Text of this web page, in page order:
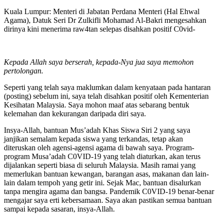
Kuala Lumpur: Menteri di Jabatan Perdana Menteri (Hal Ehwal
Agama), Datuk Seri Dr Zulkifli Mohamad Al-Bakri mengesahkan
dirinya kini menerima raw4tan selepas disahkan positif C0vid-
Kepada Allah saya berserah, kepada-Nya jua saya memohon
pertolongan.
Seperti yang telah saya maklumkan dalam kenyataan pada hantaran
(posting) sebelum ini, saya telah disahkan positif oleh Kementerian
Kesihatan Malaysia. Saya mohon maaf atas sebarang bentuk
kelemahan dan kekurangan daripada diri saya.
Insya-Allah, bantuan Mus’adah Khas Siswa Siri 2 yang saya
janjikan semalam kepada siswa yang terkandas, tetap akan
diteruskan oleh agensi-agensi agama di bawah saya. Program-
program Musa’adah C0VID-19 yang telah diaturkan, akan terus
dijalankan seperti biasa di seluruh Malaysia. Masih ramai yang
memerlukan bantuan kewangan, barangan asas, makanan dan lain-
lain dalam tempoh yang getir ini. Sejak Mac, bantuan disalurkan
tanpa mengira agama dan bangsa. Pandemik C0VID-19 benar-benar
mengajar saya erti kebersamaan. Saya akan pastikan semua bantuan
sampai kepada sasaran, insya-Allah.